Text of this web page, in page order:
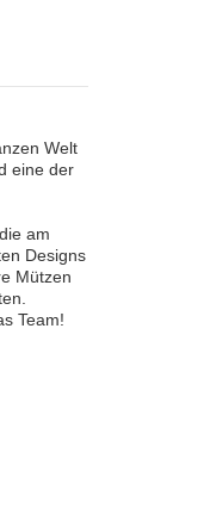
Welt
eine der
am
Designs
Mützen
Team!